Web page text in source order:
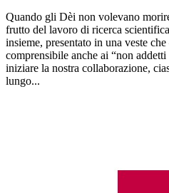
Quando gli Dèi non volevano
frutto del lavoro di ricerca
insieme, presentato in una veste
comprensibile anche ai “non
iniziare la nostra collaborazione,
lungo...